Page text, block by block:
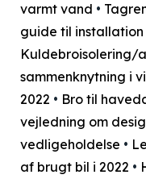
varmt vand •
guide til
Kuldebroisolering/
sammenknytning i
2022 • Bro til
vejledning om
vedligeholdelse •
af brugt bil i 2022 •